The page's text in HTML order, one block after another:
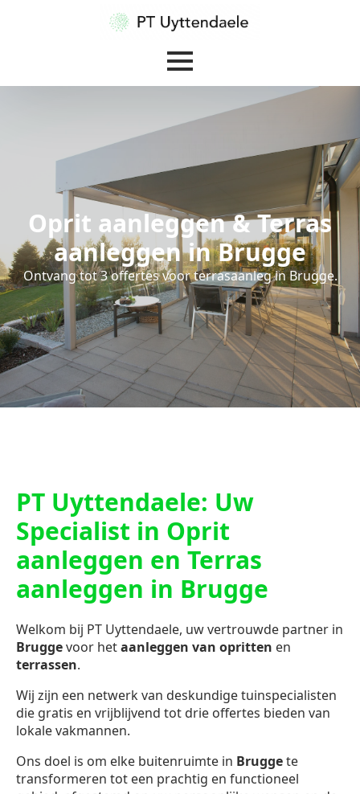
Oprit aanleggen & Terras
aanleggen in Brugge
Ontvang tot 3 offertes voor terrasaanleg in Brugge.
PT Uyttendaele: Uw
Specialist in Oprit
aanleggen en Terras
aanleggen in Brugge
Welkom bij PT Uyttendaele, uw vertrouwde partner in
Bruggevoor hetaanleggen van opritten en
terrassen.
Wij zijn een netwerk van deskundige tuinspecialisten
die gratis en vrijblijvend tot drie offertes bieden van
lokale vakmannen.
Ons doel is om elke buitenruimte in Bruggete
transformeren tot een prachtig en functioneel